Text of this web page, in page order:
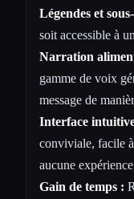
Légendes et
soit accessible à
Narration
gamme de voix
message de
Interface
conviviale, facile
aucune
Gain de temps :